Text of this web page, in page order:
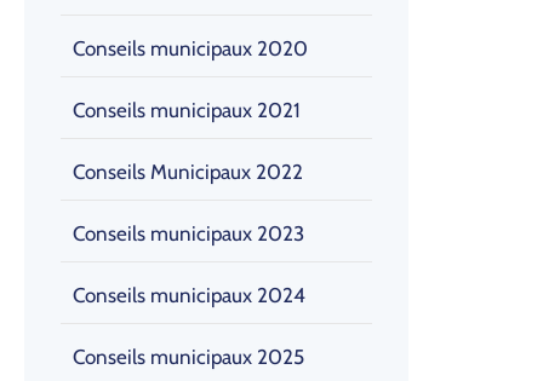
Conseils municipaux 2020
Conseils municipaux 2021
Conseils Municipaux 2022
Conseils municipaux 2023
Conseils municipaux 2024
Conseils municipaux 2025